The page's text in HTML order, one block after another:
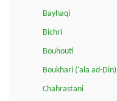
Bayhaqi
Bichri
Bouhouti
Boukhari ('ala ad-Din)
Chahrastani